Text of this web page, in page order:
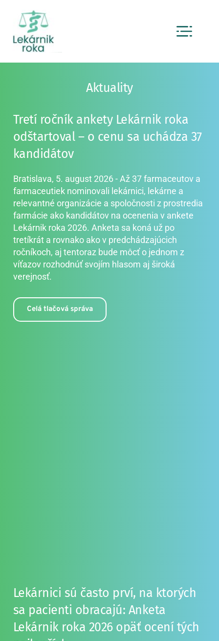
content
Aktuality
Tretí ročník ankety Lekárnik roka
odštartoval – o cenu sa uchádza 37
kandidátov
Bratislava, 5. august 2026 - Až 37 farmaceutov a
farmaceutiek nominovali lekárnici, lekárne a
relevantné organizácie a spoločnosti z prostredia
farmácie ako kandidátov na ocenenia v ankete
Lekárnik roka 2026. Anketa sa koná už po
tretíkrát a rovnako ako v predchádzajúcich
ročníkoch, aj tentoraz bude môcť o jednom z
víťazov rozhodnúť svojím hlasom aj široká
verejnosť.
Celá tlačová správa
Lekárnici sú často prví, na ktorých
sa pacienti obracajú: Anketa
Lekárnik roka 2026 opäť ocení tých